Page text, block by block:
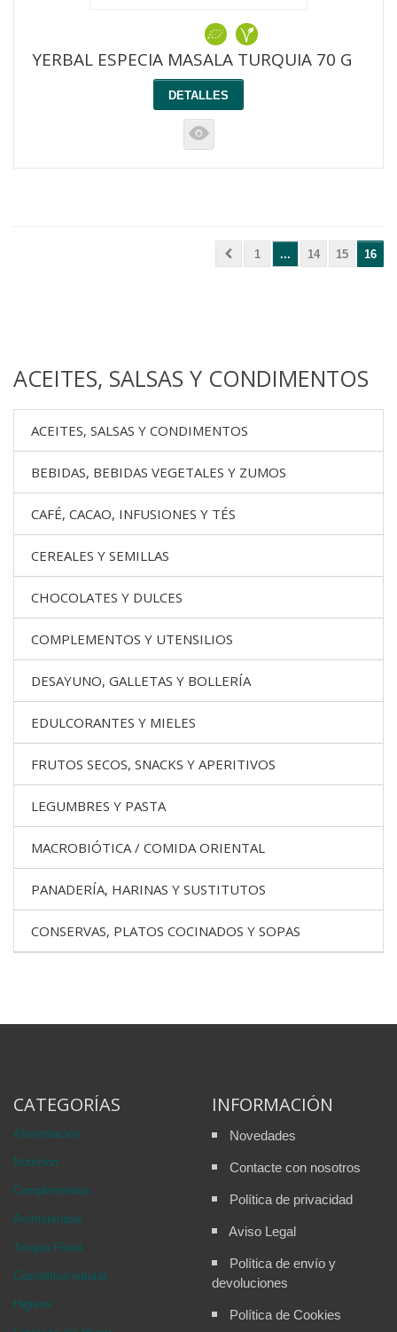
YERBAL ESPECIA MASALA TURQUIA 70 G
DETALLES
K
1 ... 14 15 16
ACEITES, SALSAS Y CONDIMENTOS
ACEITES, SALSAS Y CONDIMENTOS
BEBIDAS, BEBIDAS VEGETALES Y ZUMOS
CAFÉ, CACAO, INFUSIONES Y TÉS
CEREALES Y SEMILLAS
CHOCOLATES Y DULCES
COMPLEMENTOS Y UTENSILIOS
DESAYUNO, GALLETAS Y BOLLERÍA
EDULCORANTES Y MIELES
FRUTOS SECOS, SNACKS Y APERITIVOS
LEGUMBRES Y PASTA
MACROBIÓTICA / COMIDA ORIENTAL
PANADERÍA, HARINAS Y SUSTITUTOS
CONSERVAS, PLATOS COCINADOS Y SOPAS
CATEGORÍAS
Alimentación
Nutricion
Complementos
Aromaterapia
Terapia Floral
Cosmética natural
Higiene
INFORMACIÓN
Novedades
Contacte con nosotros
Política de privacidad
Aviso Legal
Política de envío y
devoluciones
Política de Cookies